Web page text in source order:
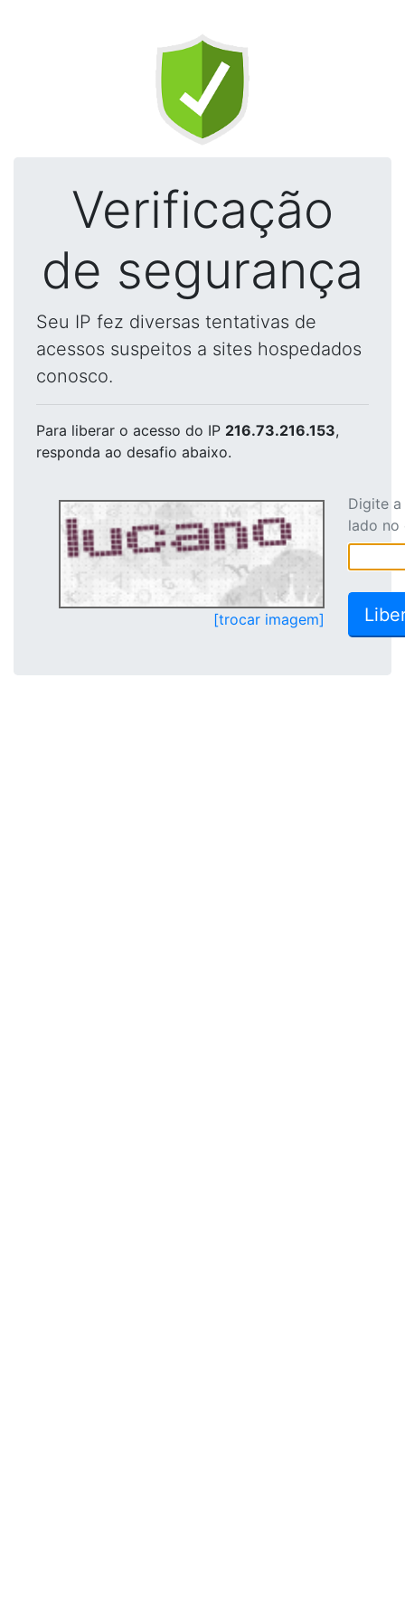
Verificação
de segurança
Seu IP fez diversas tentativas de
acessos suspeitos a sites hospedados
conosco.
Para liberar o acesso do IP 216.73.216.153,
responda ao desafio abaixo.
[trocar imagem]
Digite
lado no